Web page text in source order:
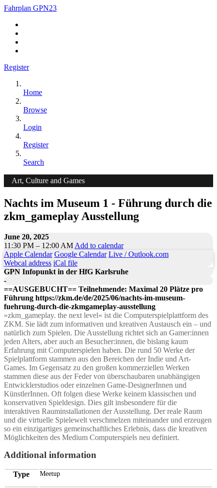
Fahrplan GPN23
Register
Home
Browse
Login
Register
Search
Art, Culture and Games
Nachts im Museum 1 - Führung durch die
zkm_gameplay Ausstellung
June 20, 2025
11:30 PM – 12:00 AM Add to calendar
Apple Calendar Google Calendar Live / Outlook.com
Webcal address iCal file
GPN Infopunkt in der HfG Karlsruhe
-
==AUSGEBUCHT== Teilnehmende: Maximal 20 Plätze pro
Führung https://zkm.de/de/2025/06/nachts-im-museum-
fuehrung-durch-die-zkmgameplay-ausstellung
»zkm_gameplay. the next level« ist die Computerspielplattform des
ZKM. Sie lädt zum informativen und kreativen Austausch ein – und
natürlich zum Spielen. Die Ausstellung richtet sich an Gamer:innen
jeden Alters, aber auch an Besucher:innen, die bislang kaum
Erfahrung mit Computerspielen haben. Die rund 50 Werke der
Spielplattform stammen aus den Bereichen der Indie und Art-
Games. Im Gegensatz zu den großen kommerziellen Werken
stammen diese aus der Feder von überschaubaren unabhängigen
Entwicklerstudios oder einzelnen Game-DesignerInnen und
KünstlerInnen. Oft folgen diese Werke keinem klassischen und
konservativen Spieldesign. Dies gilt insbesondere für die
interaktiven Rauminstallationen der Ausstellung. Der reale Raum
und die virtuelle Spielewelt verschmelzen miteinander und erzeugen
so ein einzigartiges gemeinschaftliches Erlebnis, dass die kreativen
Möglichkeiten des Medium Computerspiels neu definiert.
Additional information
Type Meetup